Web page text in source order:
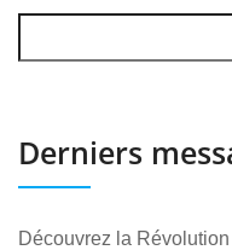
Derniers
Découvrez la